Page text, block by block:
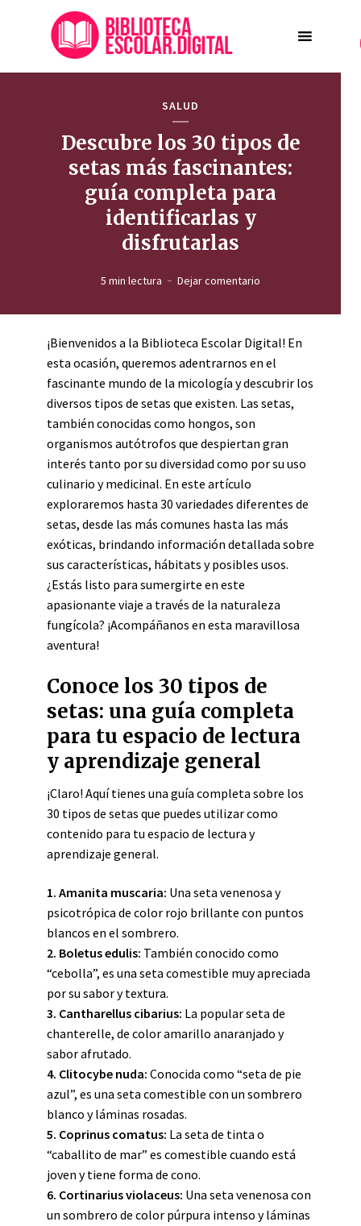
SALUD
Descubre los 30 tipos de
setas más fascinantes:
guía completa para
identificarlas y
disfrutarlas
5 min lectura Dejar comentario
¡Bienvenidos a la Biblioteca Escolar Digital! En
esta ocasión, queremos adentrarnos en el
fascinante mundo de la micología y descubrir los
diversos tipos de setas que existen. Las setas,
también conocidas como hongos, son
organismos autótrofos que despiertan gran
interés tanto por su diversidad como por su uso
culinario y medicinal. En este artículo
exploraremos hasta 30 variedades diferentes de
setas, desde las más comunes hasta las más
exóticas, brindando información detallada sobre
sus características, hábitats y posibles usos.
¿Estás listo para sumergirte en este
apasionante viaje a través de la naturaleza
fungícola? ¡Acompáñanos en esta maravillosa
aventura!
Conoce los 30 tipos de
setas: una guía completa
para tu espacio de lectura
y aprendizaje general
¡Claro! Aquí tienes una guía completa sobre los
30 tipos de setas que puedes utilizar como
contenido para tu espacio de lectura y
aprendizaje general.
1. Amanita muscaria: Una seta venenosa y
psicotrópica de color rojo brillante con puntos
blancos en el sombrero.
2. Boletus edulis: También conocido como
“cebolla”, es una seta comestible muy apreciada
por su sabor y textura.
3. Cantharellus cibarius: La popular seta de
chanterelle, de color amarillo anaranjado y
sabor afrutado.
4. Clitocybe nuda: Conocida como “seta de pie
azul”, es una seta comestible con un sombrero
blanco y láminas rosadas.
5. Coprinus comatus: La seta de tinta o
“caballito de mar” es comestible cuando está
joven y tiene forma de cono.
6. Cortinarius violaceus: Una seta venenosa con
un sombrero de color púrpura intenso y láminas